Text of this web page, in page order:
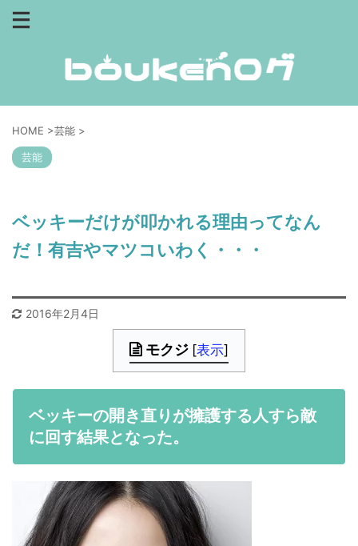
HOME >芸能 >
芸能
ベッキーだけが叩かれる理由ってなん
だ！有吉やマツコいわく・・・
2016年2月4日
モクジ [表示]
ベッキーの開き直りが擁護する人すら敵
に回す結果となった。